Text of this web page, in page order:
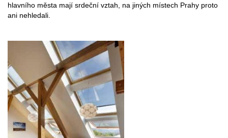
hlavního města mají srdeční vztah, na jiných místech Prahy proto
ani nehledali.